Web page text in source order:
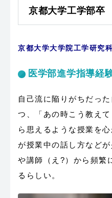
京都大学工学部卒
京都大学大学院工学研究
医学部進学指導経
自己流に陥りがちだっ
つ、「あの時こう教え
ら思えるような授業を
が授業中の話し方など
や講師（え?）から頻繁
るらしい。